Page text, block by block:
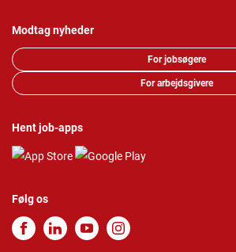
Modtag nyheder
For jobsøgere
For arbejdsgivere
Hent job-apps
Følg os